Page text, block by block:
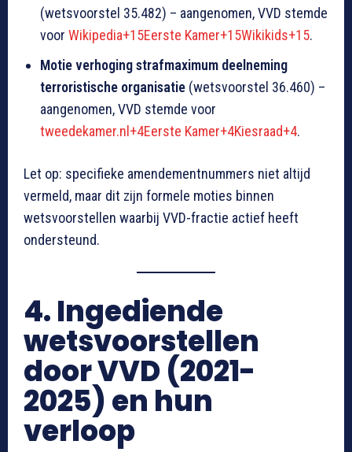
(wetsvoorstel 35.482) – aangenomen, VVD stemde
voor Wikipedia+15Eerste Kamer+15Wikikids+15.
Motie verhoging strafmaximum deelneming
terroristische organisatie (wetsvoorstel 36.460) –
aangenomen, VVD stemde voor
tweedekamer.nl+4Eerste Kamer+4Kiesraad+4.
Let op: specifieke amendementnummers niet altijd
vermeld, maar dit zijn formele moties binnen
wetsvoorstellen waarbij VVD-fractie actief heeft
ondersteund.
4. Ingediende
wetsvoorstellen
door VVD (2021-
2025) en hun
verloop